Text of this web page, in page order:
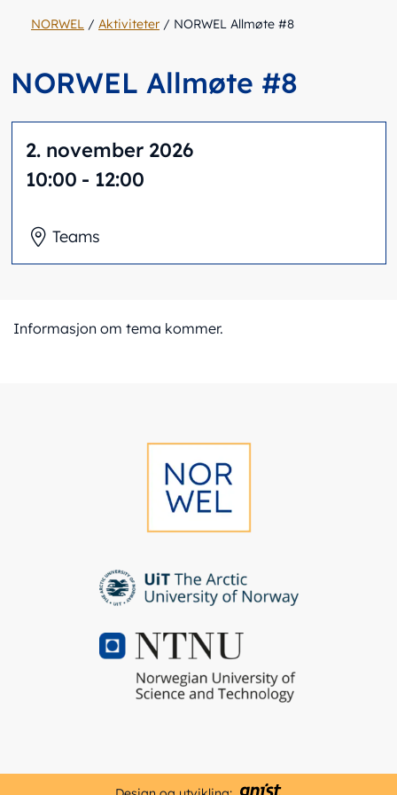
NORWEL / Aktiviteter / NORWEL Allmøte #8
NORWEL Allmøte #8
2. november 2026
10:00 - 12:00
Teams
Informasjon om tema kommer.